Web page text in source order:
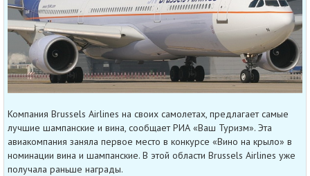
Компания Brussels Airlines на своих самолетах, предлагает самые
лучшие шампанские и вина, сообщает РИА «Ваш Туризм». Эта
авиакомпания заняла первое место в конкурсе «Вино на крыло» в
номинации вина и шампанские. В этой области Brussels Airlines уже
получала раньше награды.